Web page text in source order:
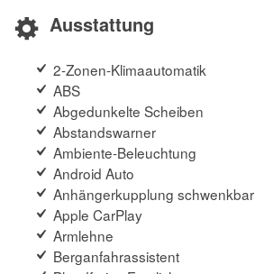
Ausstattung
2-Zonen-Klimaautomatik
ABS
Abgedunkelte Scheiben
Abstandswarner
Ambiente-Beleuchtung
Android Auto
Anhängerkupplung schwenkbar
Apple CarPlay
Armlehne
Berganfahrassistent